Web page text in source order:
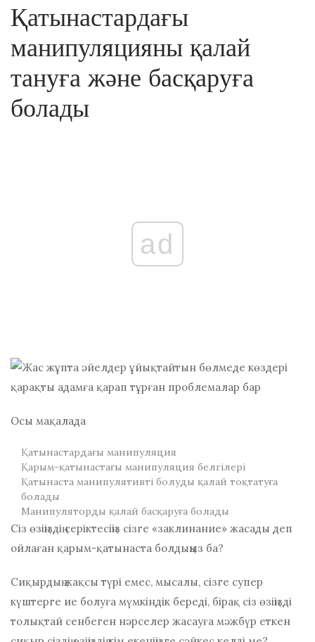
Қатынастардағы
манипуляцияны қалай
тануға және басқаруға
болады
ad
Осы мақалада
Қатынастардағы манипуляция
Қарым-қатынастағы манипуляция белгілері
Қатынаста манипулятивті болуды қалай тоқтатуға
болады
Манипуляторды қалай басқаруға болады
Сіз өзіңіздің серіктесіңіз сізге «заклинание» жасады деп
ойлаған қарым-қатынаста болдыңыз ба?
Сиқырдың жақсы түрі емес, мысалы, сізге супер
күштерге ие болуға мүмкіндік береді, бірақ сіз өзіңізді
толықтай сенбеген нәрселер жасауға мәжбүр еткен